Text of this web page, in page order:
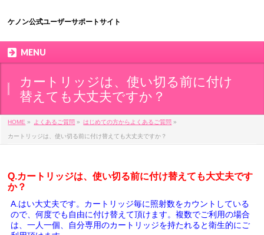
ケノン公式ユーザーサポートサイト
MENU
カートリッジは、使い切る前に付け
替えても大丈夫ですか？
HOME » よくあるご質問 » はじめての方からよくあるご質問 »
カートリッジは、使い切る前に付け替えても大丈夫ですか？
Q.カートリッジは、使い切る前に付け替えても大丈夫です
か？
A.はい大丈夫です。カートリッジ毎に照射数をカウントしている
ので、何度でも自由に付け替えて頂けます。複数でご利用の場合
は、一人一個、自分専用のカートリッジを持たれると衛生的にご